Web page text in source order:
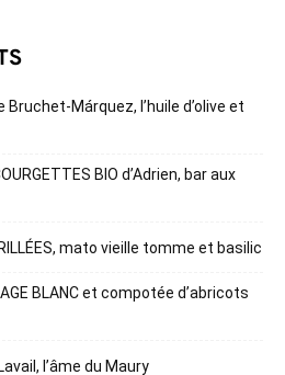
Bruchet-Márquez, l’huile d’olive et
BIO d’Adrien, bar aux
mato vieille tomme et basilic
BLANC et compotée d’abricots
l’âme du Maury